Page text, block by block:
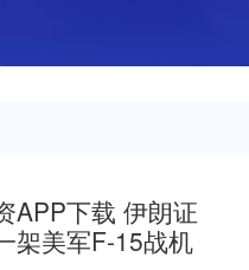
APP下载 伊朗证
架美军F-15战机